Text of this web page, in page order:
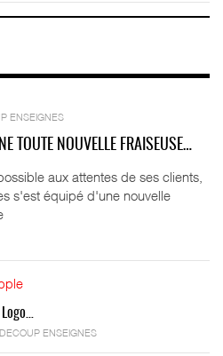
ENSEIGNES
TOUTE NOUVELLE FRAISEUSE…
aux attentes de ses clients,
s'est équipé d'une nouvelle
ENSEIGNES